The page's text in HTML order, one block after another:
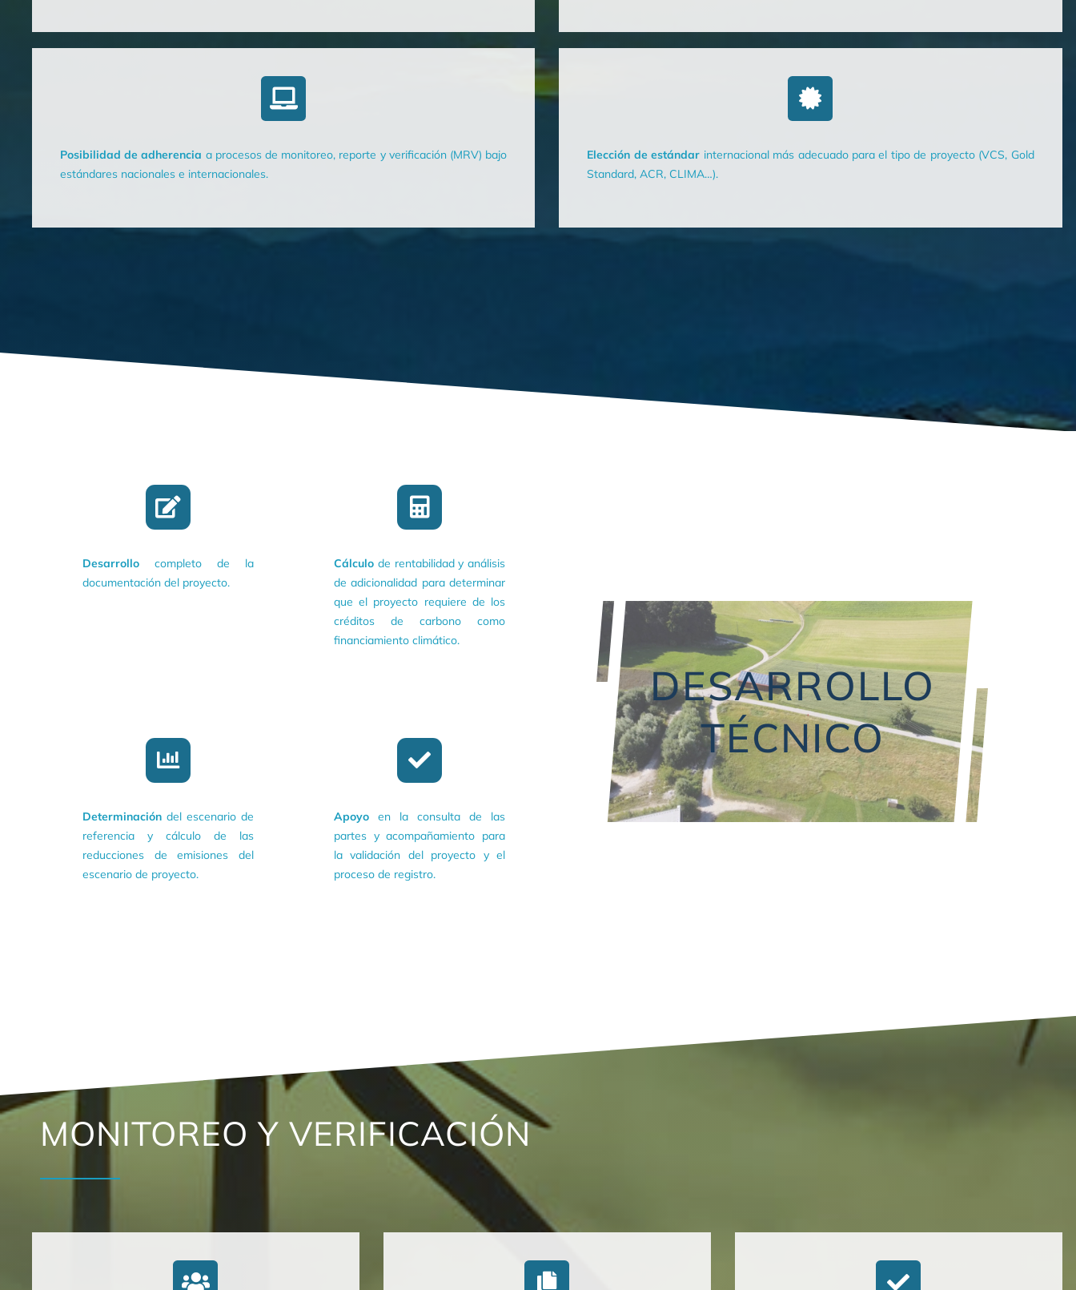
Posibilidad de adherencia a procesos de monitoreo, reporte y verificación (MRV) bajo
estándares nacionales e internacionales.
Elección de estándar internacional más adecuado para el tipo de proyecto (VCS, Gold
Standard, ACR, CLIMA…).
Desarrollocompleto de la
documentación del proyecto.
Cálculo de rentabilidad y análisis
de adicionalidad para determinar
que el proyecto requiere de los
créditos de carbono como
financiamiento climático.
Determinacióndel escenario de
referencia y cálculo de las
reducciones de emisiones del
escenario de proyecto.
Apoyo en la consulta de las
partes y acompañamiento para
la validación del proyecto y el
proceso de registro.
DESARROLLO
TÉCNICO
MONITOREO Y VERIFICACIÓN